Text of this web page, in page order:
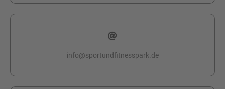
info@sportundfitnesspark.de